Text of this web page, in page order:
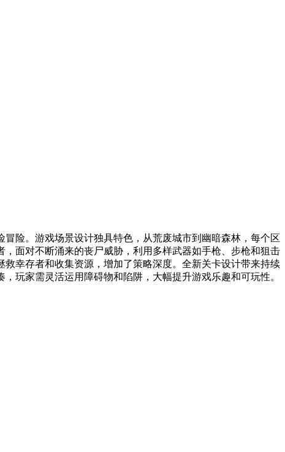
险。游戏场景设计独具特色，从荒废城市到幽暗森林，每个区
面对不断涌来的丧尸威胁，利用多样武器如手枪、步枪和狙击
幸存者和收集资源，增加了策略深度。全新关卡设计带来持续
玩家需灵活运用障碍物和陷阱，大幅提升游戏乐趣和可玩性。